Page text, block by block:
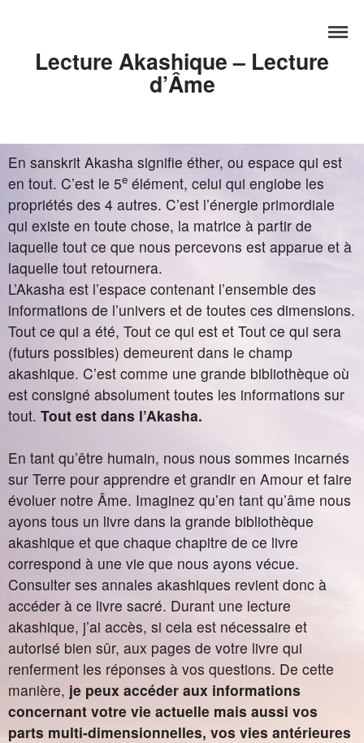
Accueil
Tarifs
Blog
Contact
Lecture Akashique – Lecture
d’Âme
En sanskrit Akasha signifie éther, ou espace qui est
en tout. C’est le 5e élément, celui qui englobe les
propriétés des 4 autres. C’est l’énergie primordiale
qui existe en toute chose, la matrice à partir de
laquelle tout ce que nous percevons est apparue et à
laquelle tout retournera.
L’Akasha est l’espace contenant l’ensemble des
informations de l’univers et de toutes ces dimensions.
Tout ce qui a été, Tout ce qui est et Tout ce qui sera
(futurs possibles) demeurent dans le champ
akashique. C’est comme une grande bibliothèque où
est consigné absolument toutes les informations sur
tout. Tout est dans l’Akasha.
En tant qu’être humain, nous nous sommes incarnés
sur Terre pour apprendre et grandir en Amour et faire
évoluer notre Âme. Imaginez qu’en tant qu’âme nous
ayons tous un livre dans la grande bibliothèque
akashique et que chaque chapitre de ce livre
correspond à une vie que nous ayons vécue.
Consulter ses annales akashiques revient donc à
accéder à ce livre sacré. Durant une lecture
akashique, j’ai accès, si cela est nécessaire et
autorisé bien sûr, aux pages de votre livre qui
renferment les réponses à vos questions. De cette
manière, je peux accéder aux informations
concernant votre vie actuelle mais aussi vos
parts multi-dimensionnelles, vos vies antérieures